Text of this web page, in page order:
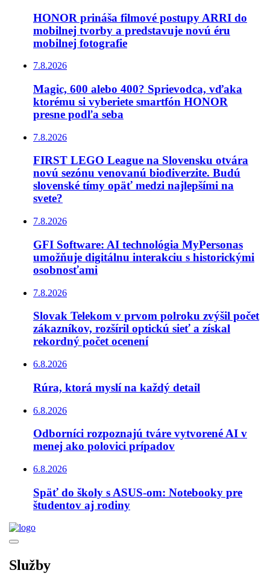
HONOR prináša filmové postupy ARRI do
mobilnej tvorby a predstavuje novú éru
mobilnej fotografie
7.8.2026
Magic, 600 alebo 400? Sprievodca, vďaka
ktorému si vyberiete smartfón HONOR
presne podľa seba
7.8.2026
FIRST LEGO League na Slovensku otvára
novú sezónu venovanú biodiverzite. Budú
slovenské tímy opäť medzi najlepšími na
svete?
7.8.2026
GFI Software: AI technológia MyPersonas
umožňuje digitálnu interakciu s historickými
osobnosťami
7.8.2026
Slovak Telekom v prvom polroku zvýšil počet
zákazníkov, rozšíril optickú sieť a získal
rekordný počet ocenení
6.8.2026
Rúra, ktorá myslí na každý detail
6.8.2026
Odborníci rozpoznajú tváre vytvorené AI v
menej ako polovici prípadov
6.8.2026
Späť do školy s ASUS-om: Notebooky pre
študentov aj rodiny
Služby